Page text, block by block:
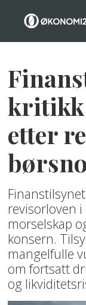
kritikk
etter
revisorloven
morselskap
konsern.
mangelfulle
om fortsatt
og